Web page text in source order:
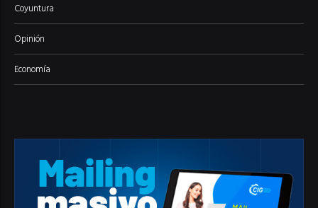
Coyuntura
Opinión
Economía